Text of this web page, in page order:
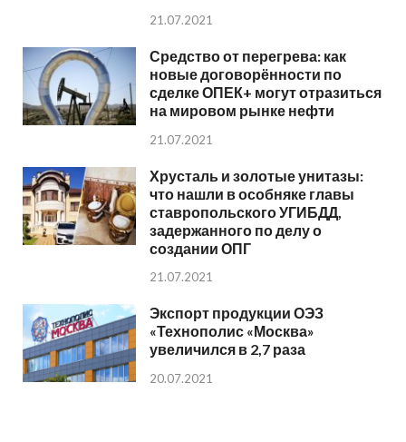
21.07.2021
Средство от перегрева: как
новые договорённости по
сделке ОПЕК+ могут отразиться
на мировом рынке нефти
21.07.2021
Хрусталь и золотые унитазы:
что нашли в особняке главы
ставропольского УГИБДД,
задержанного по делу о
создании ОПГ
21.07.2021
Экспорт продукции ОЭЗ
«Технополис «Москва»
увеличился в 2,7 раза
20.07.2021